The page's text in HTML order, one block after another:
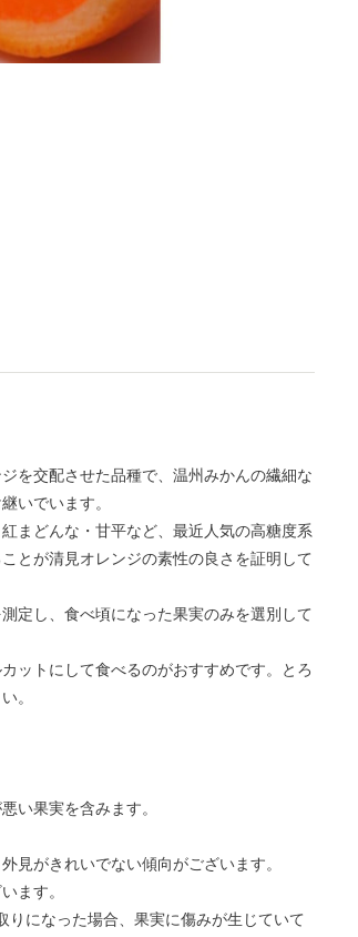
を交配させた品種で、温州みかんの繊細な
いでいます。
まどんな・甘平など、最近人気の高糖度系
とが清見オレンジの素性の良さを証明して
定し、食べ頃になった果実のみを選別して
ットにして食べるのがおすすめです。とろ
。
い果実を含みます。
見がきれいでない傾向がございます。
ます。
になった場合、果実に傷みが生じていて